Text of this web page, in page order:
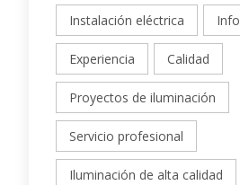
Instalación eléctrica
Experiencia Calidad
Proyectos de iluminación
Servicio profesional
Iluminación de alta calidad